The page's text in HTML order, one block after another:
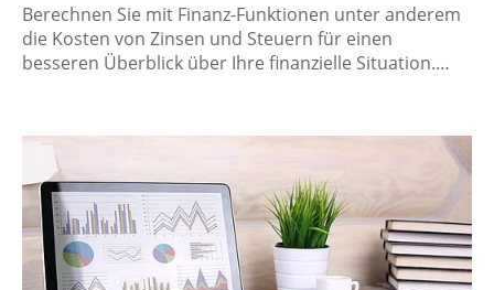
Berechnen Sie mit Finanz-Funktionen unter anderem
die Kosten von Zinsen und Steuern für einen
besseren Überblick über Ihre finanzielle Situation.…